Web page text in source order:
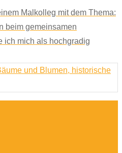
Malkolleg mit dem Thema:
beim gemeinsamen
ich mich als hochgradig